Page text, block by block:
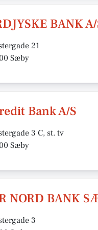
BANK
21
Sæby
Bank A/S
3 C, st. tv
Sæby
NORD BANK
3